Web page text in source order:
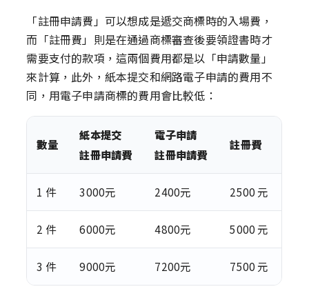
「註冊申請費」可以想成是遞交商標時的入場費，
而「註冊費」則是在通過商標審查後要領證書時才
需要支付的款項，這兩個費用都是以「申請數量」
來計算，此外，紙本提交和網路電子申請的費用不
同，用電子申請商標的費用會比較低：
數量
紙本提交
註冊申請費
電子申請
註冊申請費
註冊費
1 件 3000元 2400元 2500 元
2 件 6000元 4800元 5000 元
3 件 9000元 7200元 7500 元